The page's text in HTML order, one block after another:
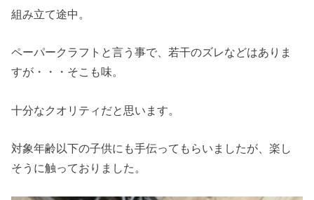
組み立て途中。
ペーパークラフトと言う事で、若干のズレなどはありま
すが・・・そこも味。
十分なクオリティだと思います。
対象年齢以下の子供にも手伝ってもらいましたが、楽し
そうに触っておりました。